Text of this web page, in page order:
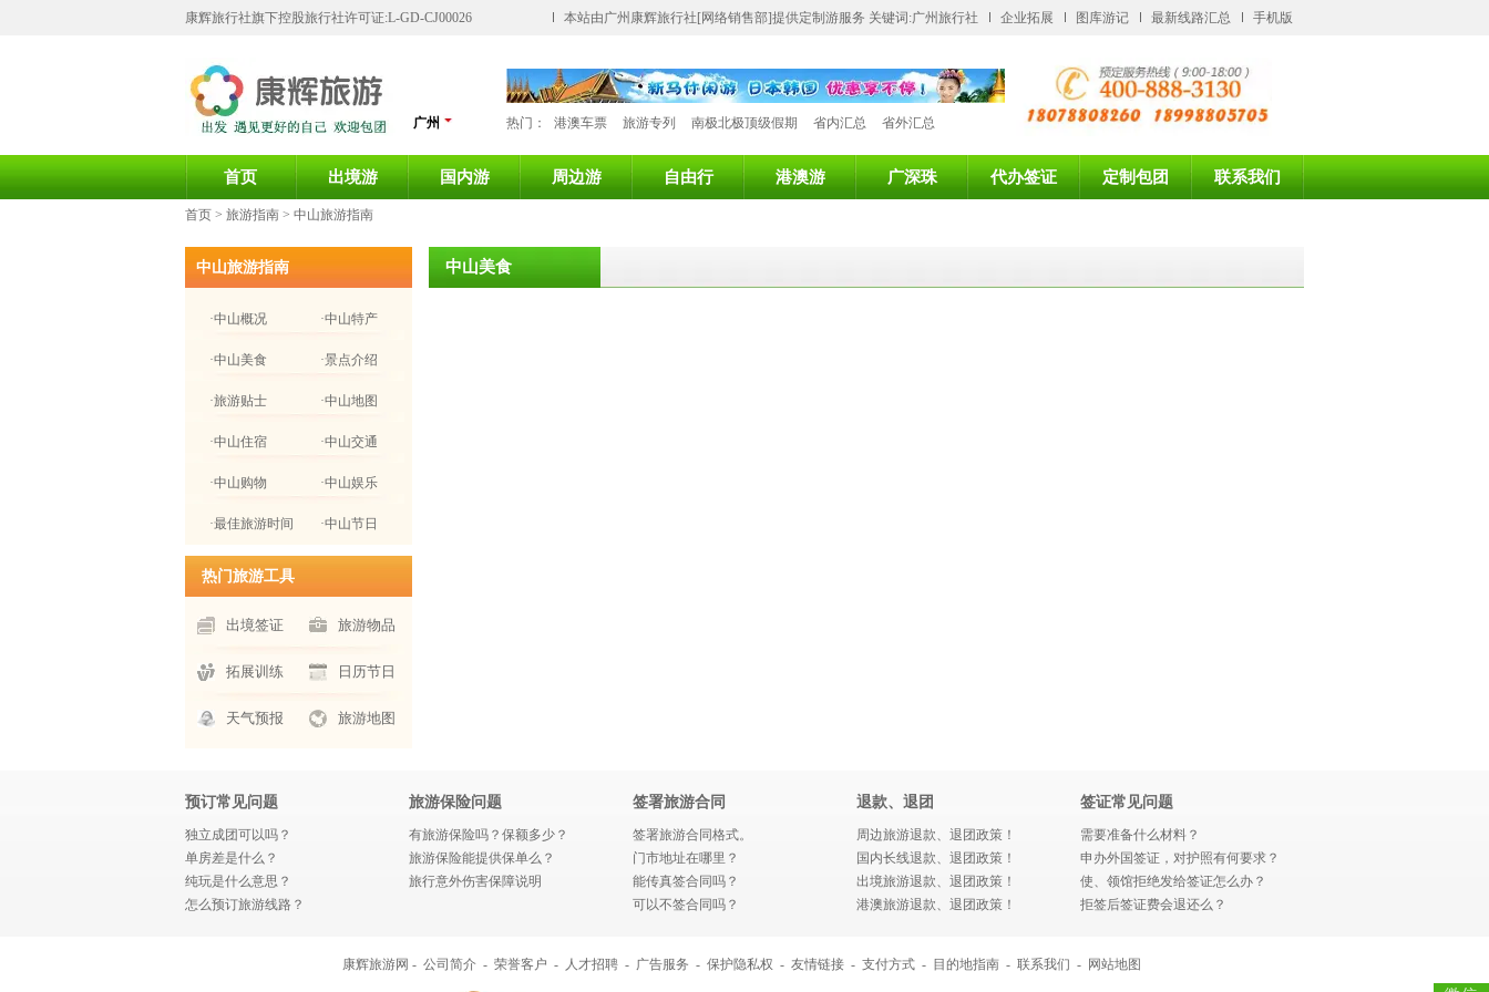
康辉旅行社旗下控股旅行社许可证:L-GD-CJ00026 本站由广州康辉旅行社[网络销售部]提供定制游服务 关键词:广州旅行社 企业拓展 图库游记 最新线路汇总 手机版
广州 热门： 港澳车票 旅游专列 南极北极顶级假期 省内汇总 省外汇总
首页 出境游 国内游 周边游 自由行 港澳游 广深珠 代办签证 定制包团 联系我们
首页 > 旅游指南 > 中山旅游指南
中山旅游指南
·中山概况 ·中山特产
·中山美食 ·景点介绍
·旅游贴士 ·中山地图
·中山住宿 ·中山交通
·中山购物 ·中山娱乐
·最佳旅游时间 ·中山节日
热门旅游工具
出境签证 旅游物品
拓展训练 日历节日
天气预报 旅游地图
中山美食
预订常见问题
独立成团可以吗？
单房差是什么？
纯玩是什么意思？
怎么预订旅游线路？
旅游保险问题
有旅游保险吗？保额多少？
旅游保险能提供保单么？
旅行意外伤害保障说明
签署旅游合同
签署旅游合同格式。
门市地址在哪里？
能传真签合同吗？
可以不签合同吗？
退款、退团
周边旅游退款、退团政策！
国内长线退款、退团政策！
出境旅游退款、退团政策！
港澳旅游退款、退团政策！
签证常见问题
需要准备什么材料？
申办外国签证，对护照有何要求？
使、领馆拒绝发给签证怎么办？
拒签后签证费会退还么？
康辉旅游网 - 公司简介 - 荣誉客户 - 人才招聘 - 广告服务 - 保护隐私权 - 友情链接 - 支付方式 - 目的地指南 - 联系我们 - 网站地图